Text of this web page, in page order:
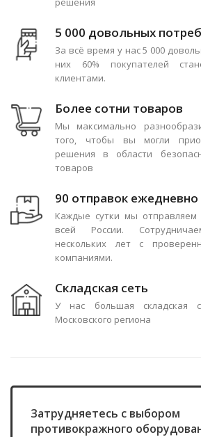
5 000 довольных
За всё время у нас 5 000
них 60% покупателей
клиентами.
Более сотни товаров
Мы максимально
того, чтобы вы могли
решения в области
товаров
90 отправок ежедневно
Каждые сутки мы
всей России.
нескольких лет с
компаниями.
Складская сеть
У нас большая складская
Московского региона
Затрудняетесь с выбором
противокражного